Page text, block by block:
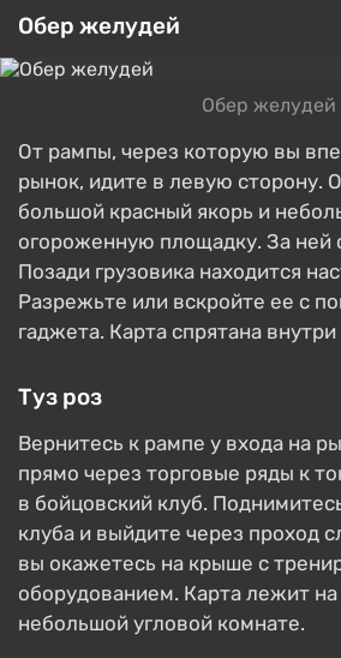
Обер желудей
Обер желудей
От рампы, через которую вы
рынок, идите в левую сторону.
большой красный якорь и
огороженную площадку. За ней
Позади грузовика находится
Разрежьте или вскройте ее с
гаджета. Карта спрятана
Туз роз
Вернитесь к рампе у входа на
прямо через торговые ряды к
в бойцовский клуб.
клуба и выйдите через проход
вы окажетесь на крыше с
оборудованием. Карта лежит на
небольшой угловой комнате.